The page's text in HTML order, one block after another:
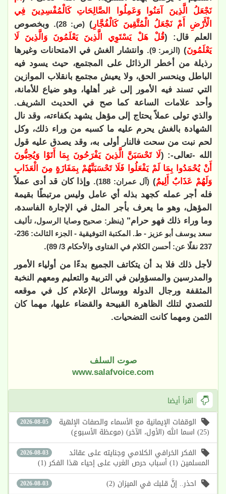
نَجْعَلُ الَّذِينَ آمَنُوا وَعَمِلُوا الصَّالِحَاتِ كَالْمُفْسِدِينَ فِي
الْأَرْضِ أَمْ نَجْعَلُ الْمُتَّقِينَ كَالْفُجَّارِ ) (ص: 28)
. وبخصوص
العلم قال: (قُلْ هَلْ يَسْتَوِي الَّذِينَ يَعْلَمُونَ وَالَّذِينَ لَا
يَعْلَمُونَ) (الزمر: 9)
. وانتشار الغش في الامتحانات وغيرها
رذيلة من أخطر الرذائل على المجتمع، حيث يسود فيه
الباطل وينحسر الحق، ولا يعيش مجتمع بانقلاب الموازين
التي تسند فيه الأمور إلى غير أهلها، وهو ضياع للأمانة،
وأحد علامات الساعة كما صح في الحديث الشريف.
والذي تولى عملاً يحتاج إلى مؤهل يشهد بكفاءته، وقد نال
الشهادة بالغش يحرم عليه ما كسبه من وراء ذلك، وكل
لحم نبت من سحت فالنار أولى به، وقد يصدق عليه قول
الله -تعالى-: (لَا تَحْسَبَنَّ الَّذِينَ يَفْرَحُونَ بِمَا أَتَوْا وَيُحِبُّونَ
أَنْ يُحْمَدُوا بِمَا لَمْ يَفْعَلُوا فَلَا تَحْسَبَنَّهُمْ بِمَفَازَةٍ مِنَ الْعَذَابِ
وَلَهُمْ عَذَابٌ أَلِيمٌ) (آل عمران: 188)
. وإذا كان قد أدى عملاً
فله أجر عمله كجهد بذله أي عامل وليس مرتبطًا بقيمة
المؤهل، وهو ما يعرف بأجر المثل في الإجارة الفاسدة،
وما وراء ذلك فهو حرام"(ينظر: صحيح وصايا الرسول، تأليف
سعد يوسف أبو عزيز - ط. المكتبة التوفيقية - الجزء الثالث: 236-
237 نقلًا عن: أحسن الكلام في الفتاوى والأحكام 3/ 89)
.
لأجل ذلك فلا بد أن يتكاتف الجميع بدءًا من أولياء الأمور
والمدرسين والمسؤولين في التربية والتعليم ومعهم النخبة
المثقفة ورجال الدولة ووسائل الإعلام كل في موقعه
للتصدي لتلك الظاهرة القبيحة والقضاء عليها، مهما كان
الثمن ومهما كانت التضحيات.
صوت السلف
www.salafvoice.com
اقرأ أيضا
2026-08-05 الوقفات الإيمانية مع الأسماء والصفات الإلهية
(25) اسما الله (الأول، الآخر) (موعظة الأسبوع)
2026-08-03 الفكر الخرافي الكلامي وجنايته على عقائد
المسلمين (1) أسباب حرص الغرب على إحياء هذا الفكر (1)
2026-08-03 احذر.. إنَّ قلبك في الميزان (2)